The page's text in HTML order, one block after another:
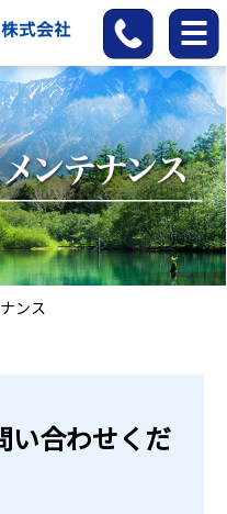
ンス
い合わせくだ